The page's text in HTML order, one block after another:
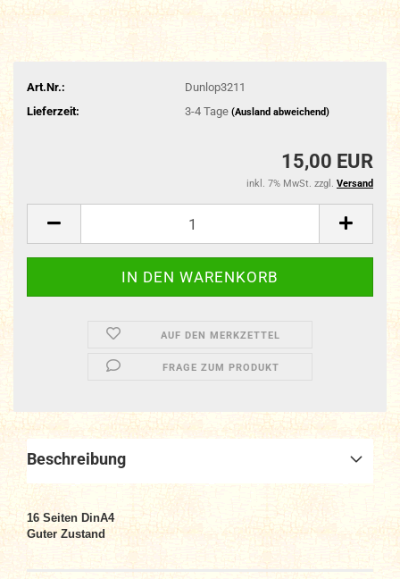
Art.Nr.:
Dunlop3211
Lieferzeit:
3-4 Tage (Ausland abweichend)
15,00 EUR
inkl. 7% MwSt. zzgl. Versand
AUF DEN MERKZETTEL
FRAGE ZUM PRODUKT
Beschreibung
16 Seiten DinA4
Guter Zustand